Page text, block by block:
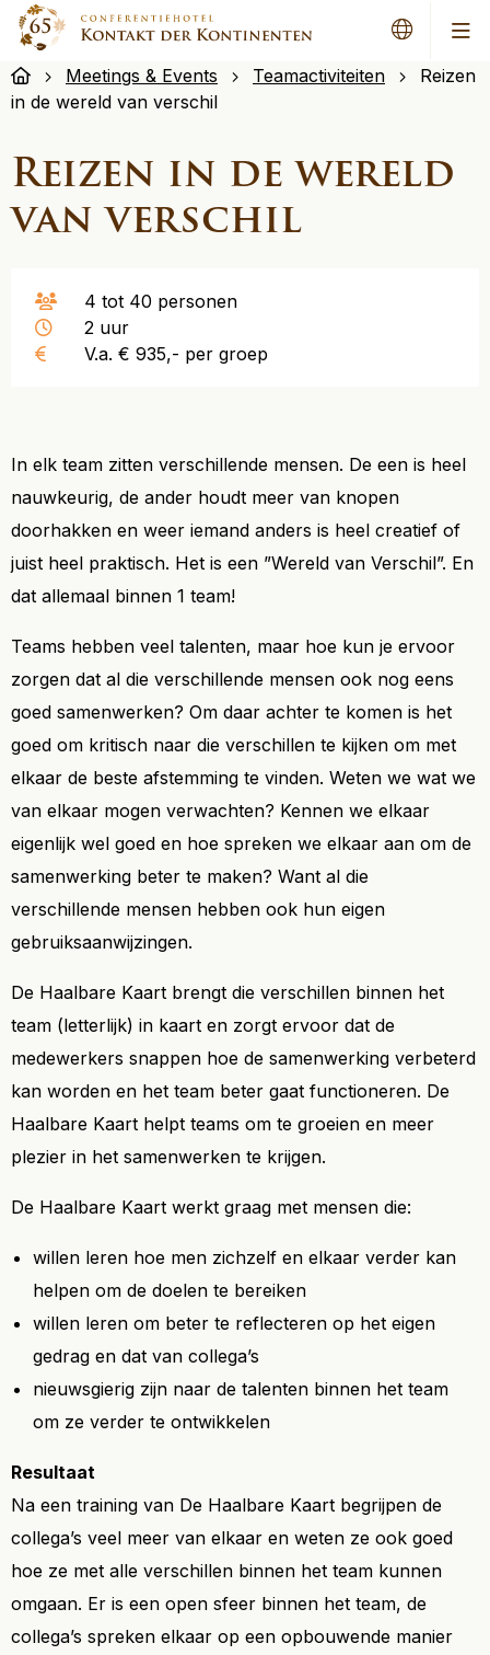
Meetings & Events
Teamactiviteiten
Reizen
in de wereld van verschil
Reizen in de wereld
van verschil
4 tot 40 personen
2 uur
V.a. € 935,- per groep
In elk team zitten verschillende mensen. De een is heel
nauwkeurig, de ander houdt meer van knopen
doorhakken en weer iemand anders is heel creatief of
juist heel praktisch. Het is een ”Wereld van Verschil”. En
dat allemaal binnen 1 team!
Teams hebben veel talenten, maar hoe kun je ervoor
zorgen dat al die verschillende mensen ook nog eens
goed samenwerken? Om daar achter te komen is het
goed om kritisch naar die verschillen te kijken om met
elkaar de beste afstemming te vinden. Weten we wat we
van elkaar mogen verwachten? Kennen we elkaar
eigenlijk wel goed en hoe spreken we elkaar aan om de
samenwerking beter te maken? Want al die
verschillende mensen hebben ook hun eigen
gebruiksaanwijzingen.
De Haalbare Kaart brengt die verschillen binnen het
team (letterlijk) in kaart en zorgt ervoor dat de
medewerkers snappen hoe de samenwerking verbeterd
kan worden en het team beter gaat functioneren. De
Haalbare Kaart helpt teams om te groeien en meer
plezier in het samenwerken te krijgen.
De Haalbare Kaart werkt graag met mensen die:
willen leren hoe men zichzelf en elkaar verder kan
helpen om de doelen te bereiken
willen leren om beter te reflecteren op het eigen
gedrag en dat van collega’s
nieuwsgierig zijn naar de talenten binnen het team
om ze verder te ontwikkelen
Resultaat
Na een training van De Haalbare Kaart begrijpen de
collega’s veel meer van elkaar en weten ze ook goed
hoe ze met alle verschillen binnen het team kunnen
omgaan. Er is een open sfeer binnen het team, de
collega’s spreken elkaar op een opbouwende manier